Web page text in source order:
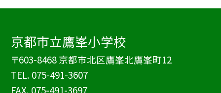
京都市立鷹峯小学校
〒603-8468 京都市北区鷹峯北鷹峯町12
TEL. 075-491-3607
FAX. 075-491-3697